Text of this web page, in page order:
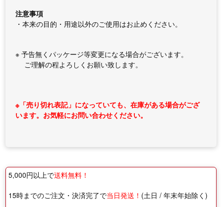
注意事項
・本来の目的・用途以外のご使用はお止めください。
※ 予告無くパッケージ等変更になる場合がございます。
ご理解の程よろしくお願い致します。
※「売り切れ表記」になっていても、在庫がある場合がござ
います。お気軽にお問い合わせください。
5,000円以上で送料無料！
15時までのご注文・決済完了で当日発送！ (土日 / 年末年始除く)